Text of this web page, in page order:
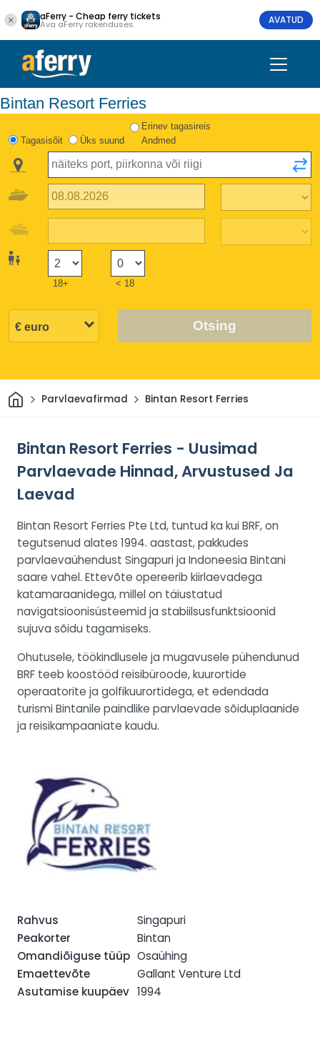
aFerry - Cheap ferry tickets
Ava aFerry rakenduses AVATUD
Bintan Resort Ferries
Tagasisõit Üks suund
Erinev tagasireis
Andmed
18+ < 18
Otsing
Avaleht
Parvlaevafirmad Bintan Resort Ferries
Bintan Resort Ferries - Uusimad
Parvlaevade Hinnad, Arvustused Ja
Laevad
Bintan Resort Ferries Pte Ltd, tuntud ka kui BRF, on
tegutsenud alates 1994. aastast, pakkudes
parvlaevaühendust Singapuri ja Indoneesia Bintani
saare vahel. Ettevõte opereerib kiirlaevadega
katamaraanidega, millel on täiustatud
navigatsioonisüsteemid ja stabiilsusfunktsioonid
sujuva sõidu tagamiseks.
Ohutusele, töökindlusele ja mugavusele pühendunud
BRF teeb koostööd reisibüroode, kuurortide
operaatorite ja golfikuurortidega, et edendada
turismi Bintanile paindlike parvlaevade sõiduplaanide
ja reisikampaaniate kaudu.
Rahvus
Singapuri
Peakorter
Bintan
Omandiõiguse tüüp Osaühing
Emaettevõte
Gallant Venture Ltd
Asutamise kuupäev 1994